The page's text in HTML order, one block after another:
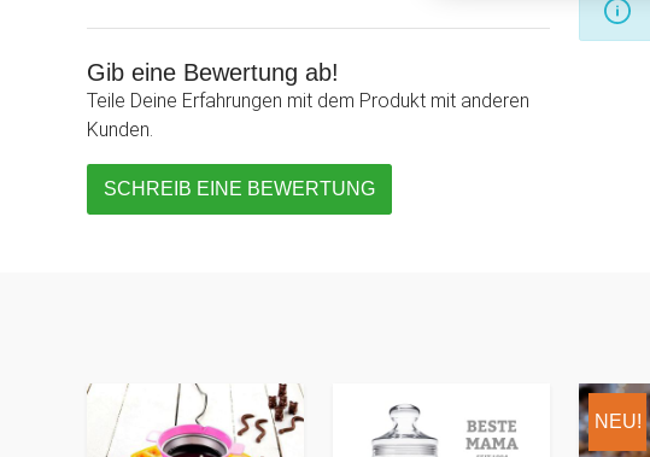
Gib eine Bewertung ab!
Teile Deine Erfahrungen mit dem Produkt mit anderen
Kunden.
SCHREIB EINE BEWERTUNG
NEU!